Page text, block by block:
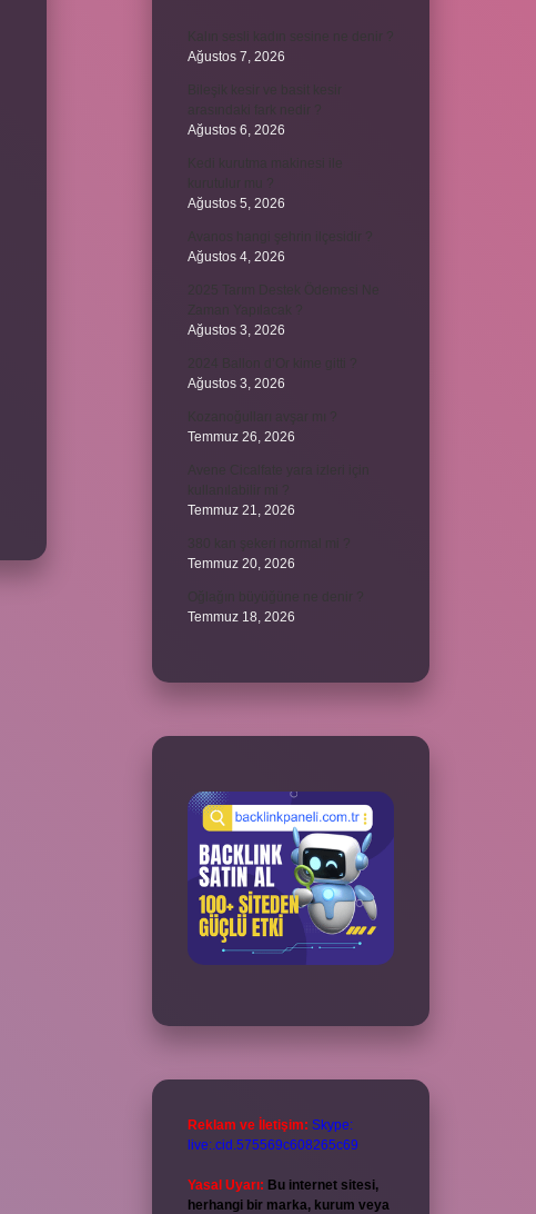
Ağustos 7, 2026
Ağustos 6, 2026
Ağustos 5, 2026
Ağustos 4, 2026
Ağustos 3, 2026
Ağustos 3, 2026
Temmuz 26, 2026
Temmuz 21, 2026
Temmuz 20, 2026
Temmuz 18, 2026
Reklam ve İletişim: Skype:
live:.cid.575569c608265c69
Yasal Uyarı: Bu internet sitesi,
herhangi bir marka, kurum veya